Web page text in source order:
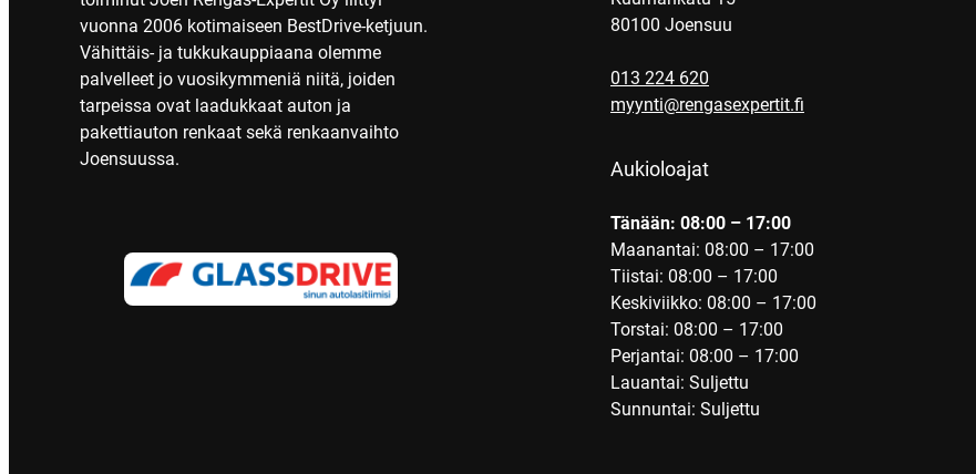
vuonna 2006 kotimaiseen BestDrive-ketjuun.
Vähittäis- ja tukkukauppiaana olemme
palvelleet jo vuosikymmeniä niitä, joiden
tarpeissa ovat laadukkaat auton ja
pakettiauton renkaat sekä renkaanvaihto
Joensuussa.
80100 Joensuu
013 224 620
myynti@rengasexpertit.fi
Aukioloajat
Tänään: 08:00 – 17:00
Maanantai: 08:00 – 17:00
Tiistai: 08:00 – 17:00
Keskiviikko: 08:00 – 17:00
Torstai: 08:00 – 17:00
Perjantai: 08:00 – 17:00
Lauantai: Suljettu
Sunnuntai: Suljettu